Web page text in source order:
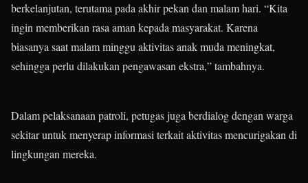
berkelanjutan, terutama pada akhir pekan dan malam hari. “Kita
ingin memberikan rasa aman kepada masyarakat. Karena
biasanya saat malam minggu aktivitas anak muda meningkat,
sehingga perlu dilakukan pengawasan ekstra,” tambahnya.
Dalam pelaksanaan patroli, petugas juga berdialog dengan warga
sekitar untuk menyerap informasi terkait aktivitas mencurigakan di
lingkungan mereka.